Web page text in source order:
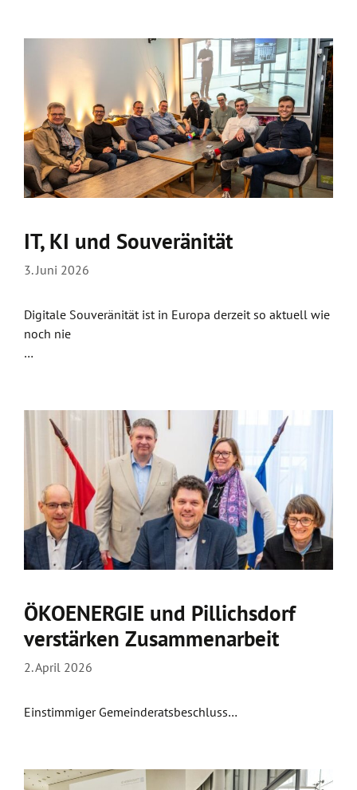
IT, KI und Souveränität
3. Juni 2026
Digitale Souveränität ist in Europa derzeit so aktuell wie
noch nie
…
ÖKOENERGIE und Pillichsdorf
verstärken Zusammenarbeit
2. April 2026
Einstimmiger Gemeinderatsbeschluss…